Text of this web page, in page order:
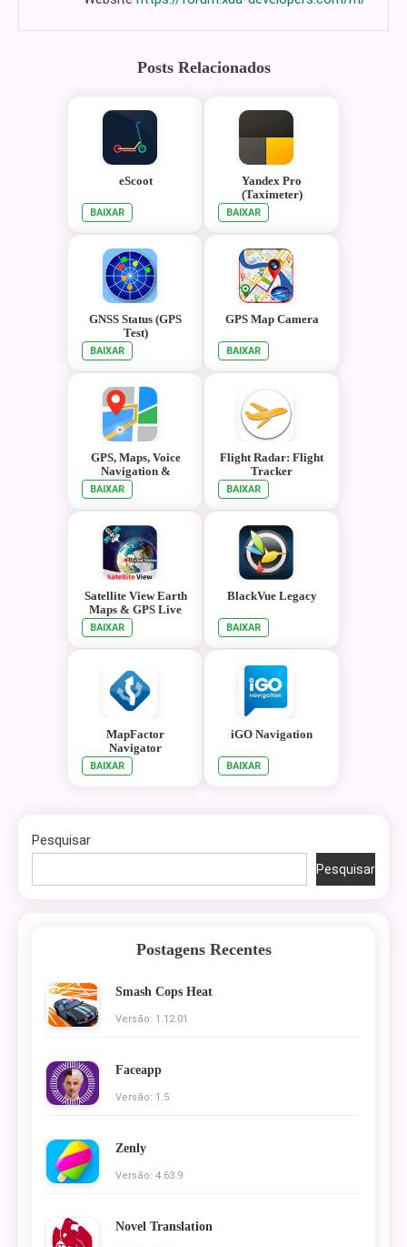
Posts Relacionados
eScoot
BAIXAR
Yandex Pro
(Taximeter)
BAIXAR
GNSS Status (GPS
Test)
BAIXAR
GPS Map Camera
BAIXAR
GPS, Maps, Voice
Navigation &
Directions
BAIXAR
Flight Radar: Flight
Tracker
BAIXAR
Satellite View Earth
Maps & GPS Live
Navigation
BAIXAR
BlackVue Legacy
BAIXAR
MapFactor
Navigator
BAIXAR
iGO Navigation
BAIXAR
Pesquisar
Pesquisar
Postagens Recentes
Smash Cops Heat
Versão: 1.12.01
Faceapp
Versão: 1.5
Zenly
Versão: 4.63.9
Novel Translation